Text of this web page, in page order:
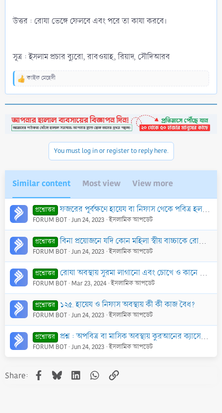
উত্তর : রোযা ভেঙ্গে ফেলবে এবং পরে তা কাযা করবে।
সূত্র : ইসলাম প্রচার ব্যুরো, রাবওয়াহ, রিয়াদ, সৌদিআরব
R
t
i
কাইফ মেহেদী
You must log in or register to reply here.
Similar content Most view View more
প্রশ্নোত্তর ফজরের পূর্বক্ষণে হায়েয বা নিফাস থেকে পবিত্র হল। কিন্তু গোসল করার সময় পেল না। এ অবস্থায় কি রোযা রাখার নিয়ত করবে?
FORUM BOT Jun 24, 2023 ইসলামিক আপডেট
প্রশ্নোত্তর বিনা প্রয়োজনে যদি কোন মহিলা স্বীয় বাচ্চাকে রোযা অবস্থায় খাদ্য চিবিয়ে দেয় তবে তার হুকুম কী?
FORUM BOT Jun 24, 2023 ইসলামিক আপডেট
প্রশ্নোত্তর রোযা অবস্থায় সুরমা লাগানো এবং চোখে ও কানে ঔষধ ব্যবহার করা বৈধ কি?
FORUM BOT Mar 23, 2024 ইসলামিক আপডেট
প্রশ্নোত্তর ১২৫. হায়েয ও নিফাস অবস্থায় কী কী কাজ বৈধ?
FORUM BOT Jun 24, 2023 ইসলামিক আপডেট
প্রশ্নোত্তর প্রশ্ন : অপবিত্র বা মাসিক অবস্থায় কুরআনের ক্যাসেট স্পর্শ করা কি বৈধ?
FORUM BOT Jun 24, 2023 ইসলামিক আপডেট
Share: Facebook
BlueskyLinkedInWhatsApp
Link